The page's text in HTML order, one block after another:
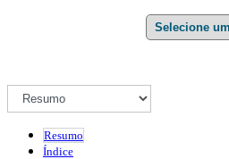
Resumo
Índice